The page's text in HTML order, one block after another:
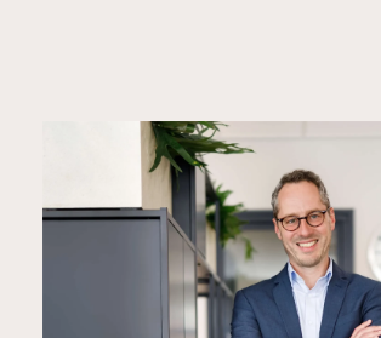
MAARTEN VAN SETTEN
Senior adviseur Mobiliteit/ Directeur
06 14716952